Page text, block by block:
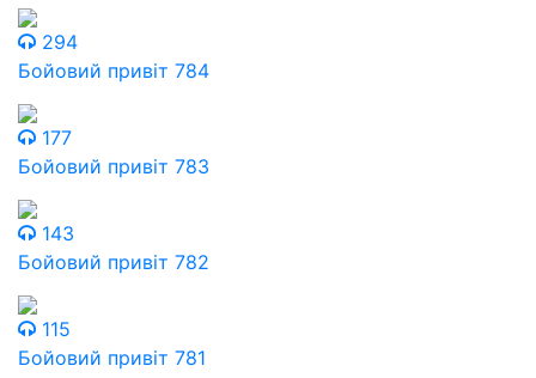
294
Бойовий привіт 784
177
Бойовий привіт 783
143
Бойовий привіт 782
115
Бойовий привіт 781